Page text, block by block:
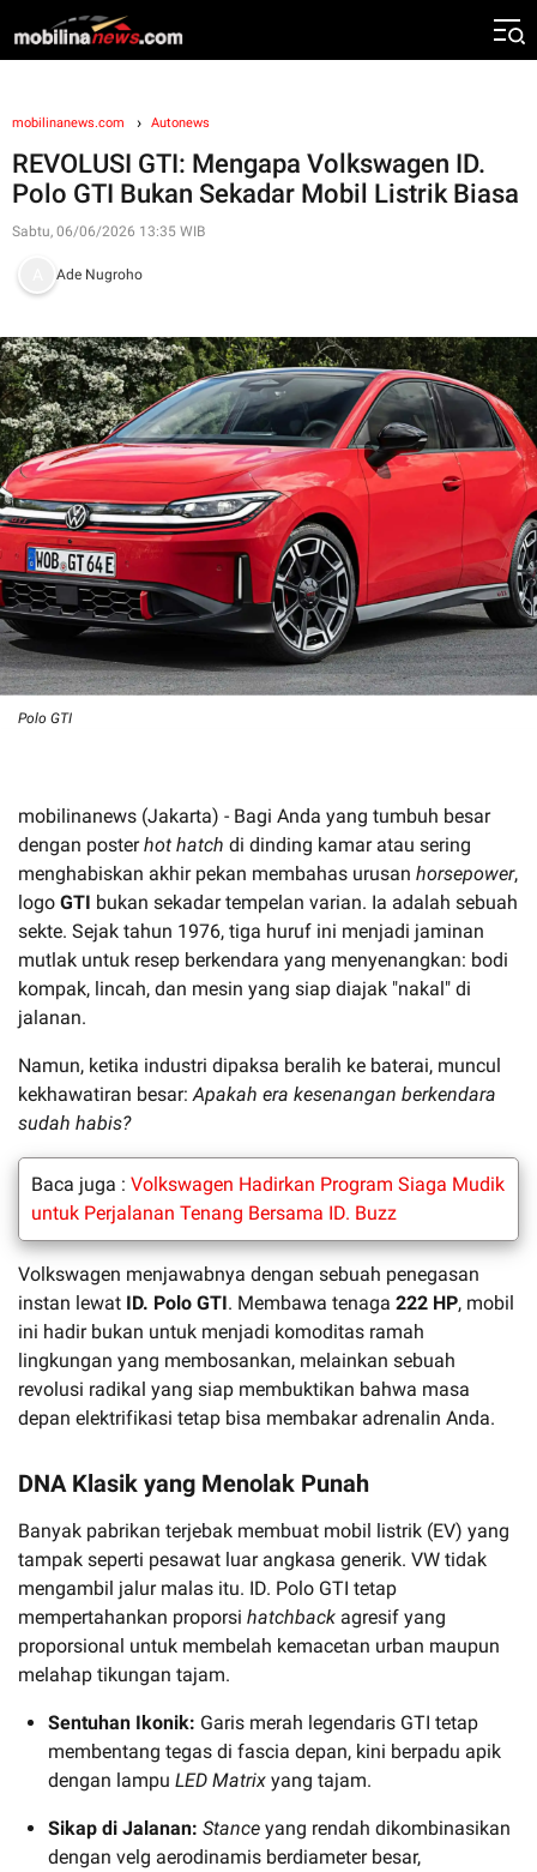
mobilinanews.com Autonews
REVOLUSI GTI: Mengapa Volkswagen ID.
Polo GTI Bukan Sekadar Mobil Listrik Biasa
Sabtu, 06/06/2026 13:35 WIB
Ade Nugroho
Polo GTI
mobilinanews (Jakarta) - Bagi Anda yang tumbuh besar
dengan posterhot hatch di dinding kamar atau sering
menghabiskan akhir pekan membahas urusan horsepower,
logo GTI bukan sekadar tempelan varian. Ia adalah sebuah
sekte. Sejak tahun 1976, tiga huruf ini menjadi jaminan
mutlak untuk resep berkendara yang menyenangkan: bodi
kompak, lincah, dan mesin yang siap diajak "nakal" di
jalanan.
Namun, ketika industri dipaksa beralih ke baterai, muncul
kekhawatiran besar: Apakah era kesenangan berkendara
sudah habis?
Baca juga : Volkswagen Hadirkan Program Siaga Mudik
untuk Perjalanan Tenang Bersama ID. Buzz
Volkswagen menjawabnya dengan sebuah penegasan
instan lewat ID. Polo GTI. Membawa tenaga 222 HP, mobil
ini hadir bukan untuk menjadi komoditas ramah
lingkungan yang membosankan, melainkan sebuah
revolusi radikal yang siap membuktikan bahwa masa
depan elektrifikasi tetap bisa membakar adrenalin Anda.
DNA Klasik yang Menolak Punah
Banyak pabrikan terjebak membuat mobil listrik (EV) yang
tampak seperti pesawat luar angkasa generik. VW tidak
mengambil jalur malas itu. ID. Polo GTI tetap
mempertahankan proporsi hatchback agresif yang
proporsional untuk membelah kemacetan urban maupun
melahap tikungan tajam.
Sentuhan Ikonik: Garis merah legendaris GTI tetap
membentang tegas di fascia depan, kini berpadu apik
dengan lampu LED Matrix yang tajam.
Sikap di Jalanan: Stance yang rendah dikombinasikan
dengan velg aerodinamis berdiameter besar,